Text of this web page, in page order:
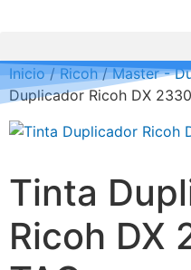
Inicio/Ricoh/Master -
Duplicador Ricoh DX
Tinta
Ricoh DX